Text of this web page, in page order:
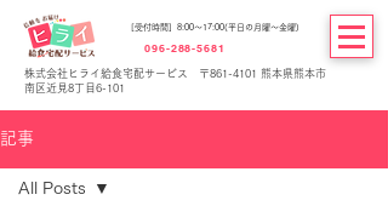
[受付時間] 8:00～17:00(平日の月曜～金曜)
096-288-5681
株式会社ヒライ給食宅配サービス 〒861-4101 熊本県熊本市
南区近見8丁目6-101
記事
All Posts